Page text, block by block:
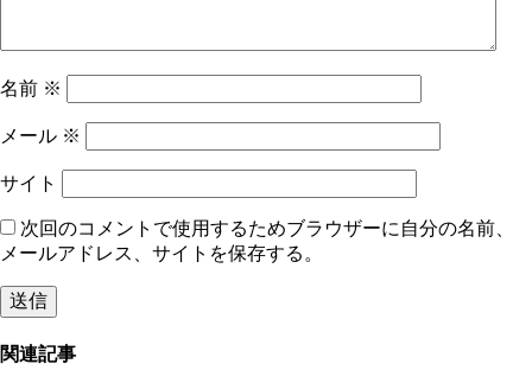
名前 ※
メール ※
サイト
次回のコメントで使用するためブラウザーに自分の名前、
メールアドレス、サイトを保存する。
関連記事